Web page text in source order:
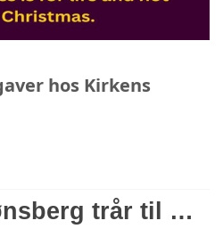
hos Kirkens
trår til …